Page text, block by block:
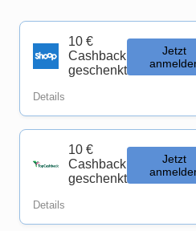
10 €
Cashback
geschenkt
Jetzt
Details
10 €
Cashback
geschenkt
Jetzt
Details